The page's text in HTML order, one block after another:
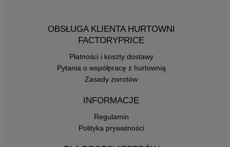
OBSŁUGA KLIENTA HURTOWNI
FACTORYPRICE
Płatności i koszty dostawy
Pytania o współpracę z hurtownią
Zasady zwrotów
INFORMACJE
Regulamin
Polityka prywatności